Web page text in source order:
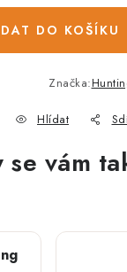
DO KOŠÍKU
Značka:
Hlídat
se vám